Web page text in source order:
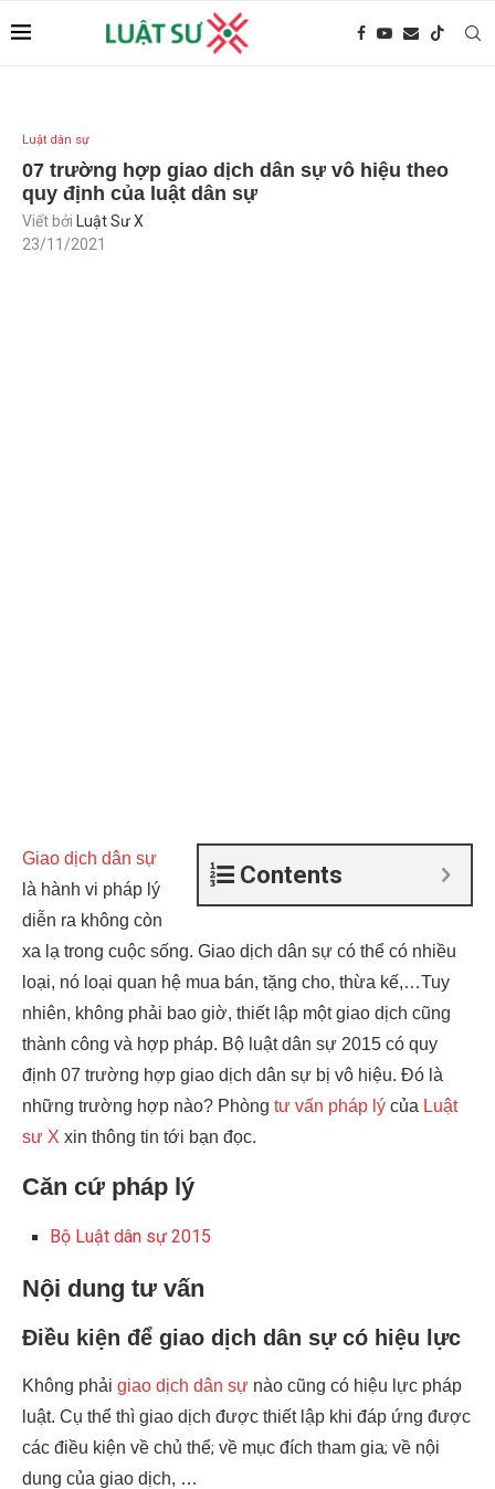
Luật dân sự
07 trường hợp giao dịch dân sự vô hiệu theo
quy định của luật dân sự
Viết bởi
Luật Sư X
23/11/2021
Contents
Giao dịch dân sự
là hành vi pháp lý
diễn ra không còn
xa lạ trong cuộc sống. Giao dịch dân sự có thể có nhiều
loại, nó loại quan hệ mua bán, tặng cho, thừa kế,…Tuy
nhiên, không phải bao giờ, thiết lập một giao dịch cũng
thành công và hợp pháp. Bộ luật dân sự 2015 có quy
định 07 trường hợp giao dịch dân sự bị vô hiệu. Đó là
những trường hợp nào? Phòng tư vấn pháp lý của Luật
sư X xin thông tin tới bạn đọc.
Căn cứ pháp lý
Bộ Luật dân sự 2015
Nội dung tư vấn
Điều kiện để giao dịch dân sự có hiệu lực
Không phải giao dịch dân sự nào cũng có hiệu lực pháp
luật. Cụ thể thì giao dịch được thiết lập khi đáp ứng được
các điều kiện về chủ thể; về mục đích tham gia; về nội
dung của giao dịch, …